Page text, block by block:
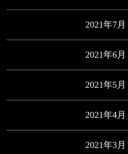
2021年7月
2021年6月
2021年5月
2021年4月
2021年3月